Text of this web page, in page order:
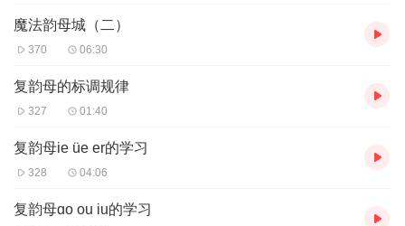
魔法韵母城（二）
370 06:30
复韵母的标调规律
327 01:40
复韵母ie üe er的学习
328 04:06
复韵母ɑo ou iu的学习